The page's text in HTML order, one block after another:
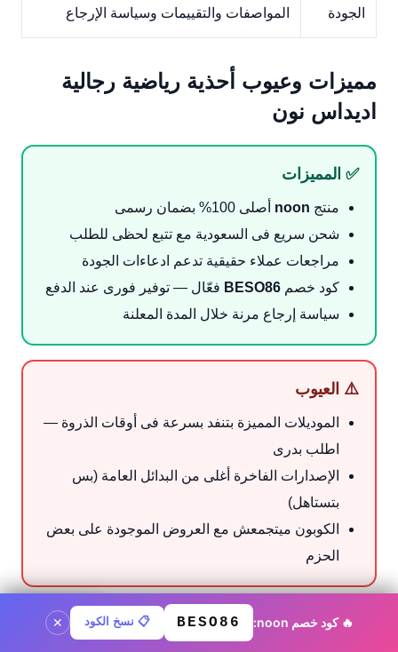
الجودة المواصفات والتقييمات وسياسة الإرجاع
مميزات وعيوب أحذية رياضية رجالية
اديداس نون
✅ المميزات
منتج noon أصلى 100% بضمان رسمى
شحن سريع فى السعودية مع تتبع لحظى للطلب
مراجعات عملاء حقيقية تدعم ادعاءات الجودة
كود خصم BESO86 فعّال — توفير فورى عند الدفع
سياسة إرجاع مرنة خلال المدة المعلنة
⚠️ العيوب
الموديلات المميزة بتنفد بسرعة فى أوقات الذروة —
اطلب بدرى
الإصدارات الفاخرة أغلى من البدائل العامة (بس
بتستاهل)
الكوبون ميتجمعش مع العروض الموجودة على بعض
الحزم
فريق تحرير noon
BESO86 نسخ الكود 🔥 كود خصم noon: BESO86 📋 نسخ الكود ✕